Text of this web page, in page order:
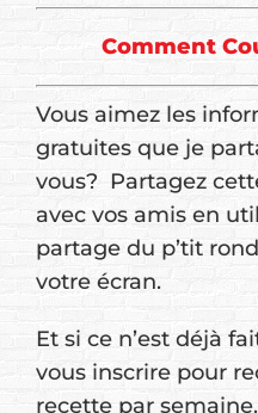
Comment
Vous aimez les
gratuites que je
vous? Partagez
avec vos amis en
partage du p’tit
votre écran.
Et si ce n’est déjà
vous inscrire pour
recette par